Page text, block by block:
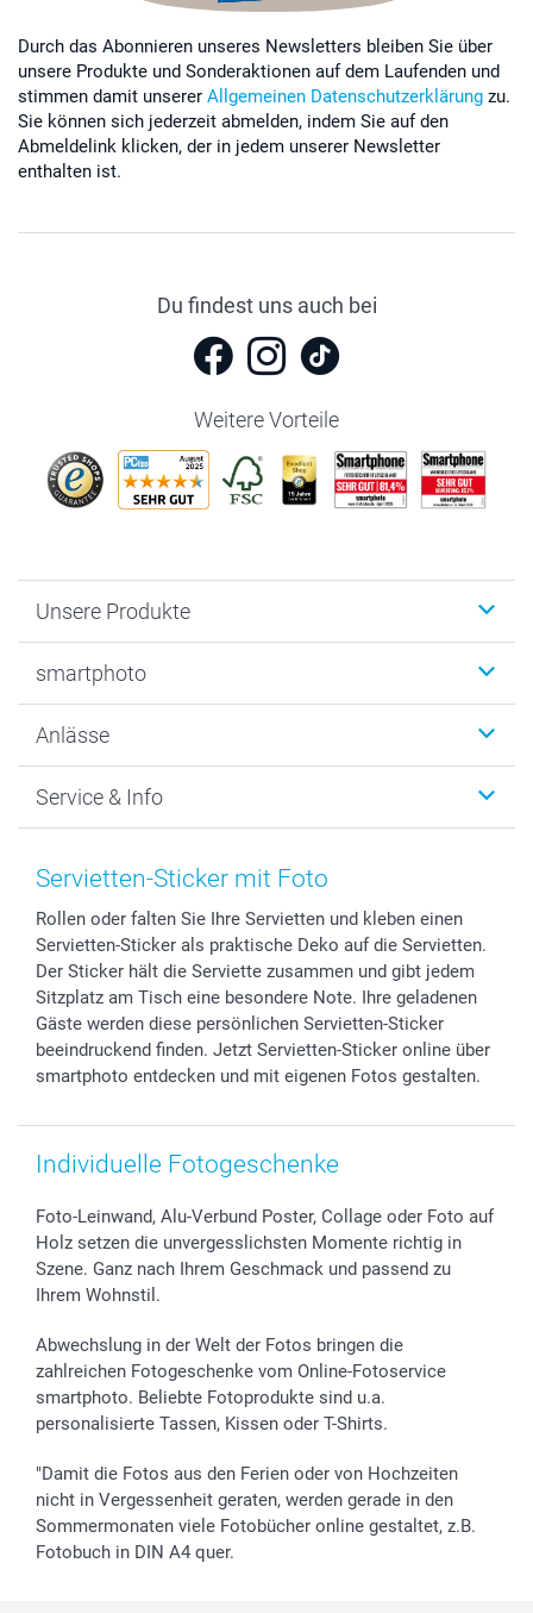
Durch das Abonnieren unseres Newsletters bleiben Sie über
unsere Produkte und Sonderaktionen auf dem Laufenden und
stimmen damit unserer Allgemeinen Datenschutzerklärung zu.
Sie können sich jederzeit abmelden, indem Sie auf den
Abmeldelink klicken, der in jedem unserer Newsletter
enthalten ist.
Du findest uns auch bei
Weitere Vorteile
Unsere Produkte
Fotogeschenke
MyNameBook
Fotoabzüge, Fotos als Buch & Poster
Zubehör & Material
Sticker & Etiketten
Geschenk-Gutscheine (PDF)
smartphoto
Warum smartphoto
Datenschutz
AGB
Presse
Partnerprogramme
Investor Relations
B2B smartbusiness
Widerrufsrecht
Anlässe
Neujahr
Muttertag
Kommunion & Konfirmation
Hochzeit
Geburtstag
Geburt
Zu allen Anlässen
Service & Info
Anmelden /Registrieren
Lieferfristen
72h Lieferung
Zahlungsmöglichkeiten
Sitemap
Status der Bestellung
smartfriends
Servietten-Sticker mit Foto
Rollen oder falten Sie Ihre Servietten und kleben einen
Servietten-Sticker als praktische Deko auf die Servietten.
Der Sticker hält die Serviette zusammen und gibt jedem
Sitzplatz am Tisch eine besondere Note. Ihre geladenen
Gäste werden diese persönlichen Servietten-Sticker
beeindruckend finden. Jetzt Servietten-Sticker online über
smartphoto entdecken und mit eigenen Fotos gestalten.
Individuelle Fotogeschenke
Foto-Leinwand, Alu-Verbund Poster, Collage oder Foto auf
Holz setzen die unvergesslichsten Momente richtig in
Szene. Ganz nach Ihrem Geschmack und passend zu
Ihrem Wohnstil.
Abwechslung in der Welt der Fotos bringen die
zahlreichen Fotogeschenke vom Online-Fotoservice
smartphoto. Beliebte Fotoprodukte sind u.a.
personalisierte Tassen, Kissen oder T-Shirts.
"Damit die Fotos aus den Ferien oder von Hochzeiten
nicht in Vergessenheit geraten, werden gerade in den
Sommermonaten viele Fotobücher online gestaltet, z.B.
Fotobuch in DIN A4 quer.